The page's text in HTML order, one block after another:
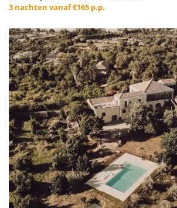
3 nachten vanaf€165 p.p.